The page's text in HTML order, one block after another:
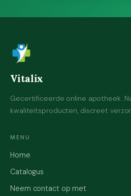
Vitalix
Gecertificeerde online apotheek.
kwaliteitsproducten, discreet
MENU
Home
Catalogus
Neem contact op met